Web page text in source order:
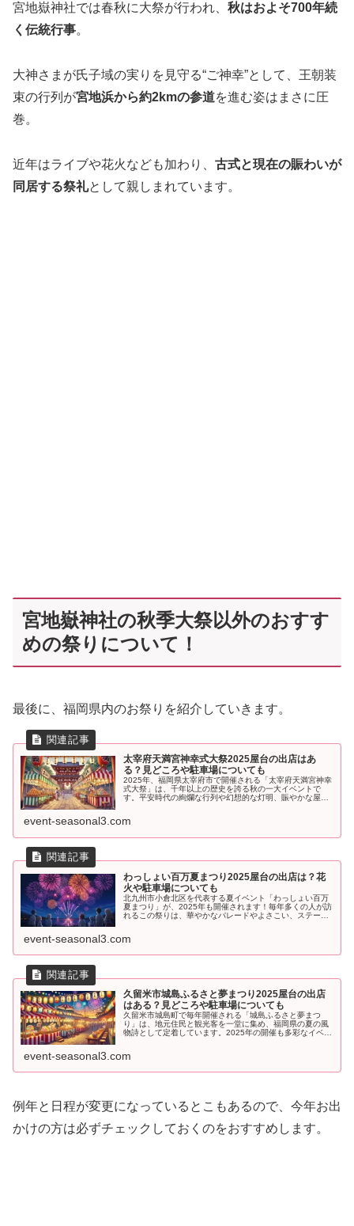
宮地嶽神社では春秋に大祭が行われ、 秋はおよそ700年続
く伝統行事。
大神さまが氏子域の実りを見守る“ご神幸”として、王朝装
束の行列が宮地浜から約2kmの参道を進む姿はまさに圧
巻。
近年はライブや花火なども加わり、 古式と現在の賑わいが
同居する祭礼として親しまれています。
宮地嶽神社の秋季大祭以外のおすす
めの祭りについて！
最後に、福岡県内のお祭りを紹介していきます。
太宰府天満宮神幸式大祭2025屋台の出店はあ
る？見どころや駐車場についても
2025年、福岡県太宰府市で開催される「太宰府天満宮神幸
式大祭」は、千年以上の歴史を誇る秋の一大イベントで
す。平安時代の絢爛な行列や幻想的な灯明、賑やかな屋台
event-seasonal3.com
わっしょい百万夏まつり2025屋台の出店は？花
火や駐車場についても
北九州市小倉北区を代表する夏イベント「わっしょい百万
夏まつり」が、2025年も開催されます！毎年多くの人が訪
れるこの祭りは、華やかなパレードやよさこい、ステージ
event-seasonal3.com
久留米市城島ふるさと夢まつり2025屋台の出店
はある？見どころや駐車場についても
久留米市城島町で毎年開催される「城島ふるさと夢まつ
り」は、地元住民と観光客を一堂に集め、福岡県の夏の風
物詩として定着しています。2025年の開催も多彩なイベン
event-seasonal3.com
例年と日程が変更になっているとこもあるので、今年お出
かけの方は必ずチェックしておくのをおすすめします。